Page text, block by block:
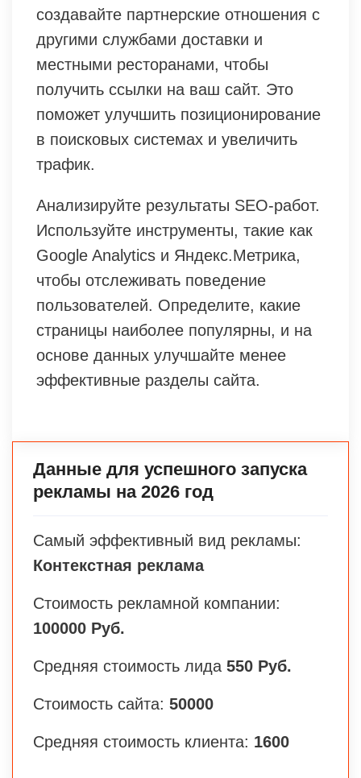
создавайте партнерские отношения с
другими службами доставки и
местными ресторанами, чтобы
получить ссылки на ваш сайт. Это
поможет улучшить позиционирование
в поисковых системах и увеличить
трафик.
Анализируйте результаты SEO-работ.
Используйте инструменты, такие как
Google Analytics и Яндекс.Метрика,
чтобы отслеживать поведение
пользователей. Определите, какие
страницы наиболее популярны, и на
основе данных улучшайте менее
эффективные разделы сайта.
Данные для успешного запуска
рекламы на 2026 год
Самый эффективный вид рекламы:
Контекстная реклама
Стоимость рекламной компании:
100000 Руб.
Средняя стоимость лида 550 Руб.
Стоимость сайта: 50000
Средняя стоимость клиента: 1600